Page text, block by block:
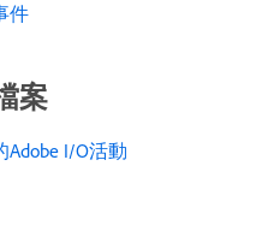
件
案
Adobe I/O活動